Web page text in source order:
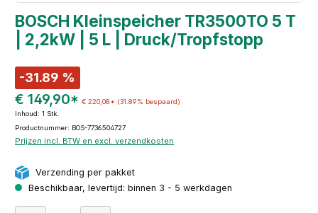
BOSCH Kleinspeicher TR3500TO 5 T
| 2,2kW | 5 L | Druck/Tropfstopp
-31.89 %
€ 149,90* € 220,08* (31.89% bespaard)
Inhoud: 1 Stk.
Productnummer: BOS-7736504727
Prijzen incl. BTW en excl. verzendkosten
Verzending per pakket
Beschikbaar, levertijd: binnen 3 - 5 werkdagen